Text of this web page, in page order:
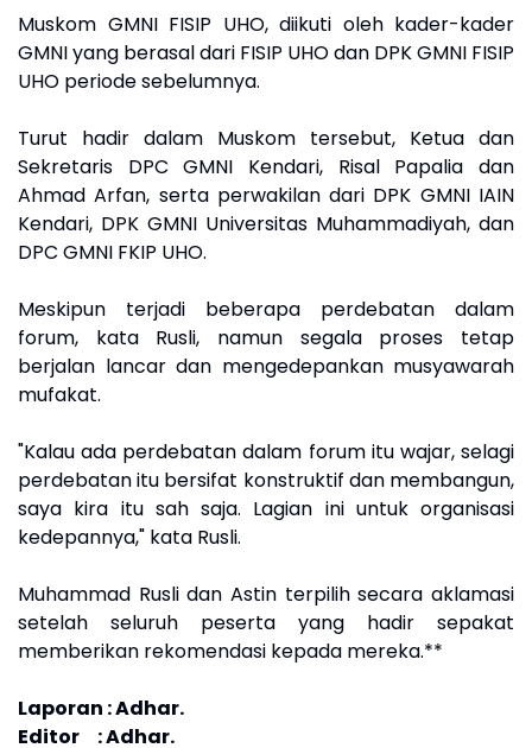
Muskom GMNI FISIP UHO, diikuti oleh kader-kader
GMNI yang berasal dari FISIP UHO dan DPK GMNI FISIP
UHO periode sebelumnya.
Turut hadir dalam Muskom tersebut, Ketua dan
Sekretaris DPC GMNI Kendari, Risal Papalia dan
Ahmad Arfan, serta perwakilan dari DPK GMNI IAIN
Kendari, DPK GMNI Universitas Muhammadiyah, dan
DPC GMNI FKIP UHO.
Meskipun terjadi beberapa perdebatan dalam
forum, kata Rusli, namun segala proses tetap
berjalan lancar dan mengedepankan musyawarah
mufakat.
"Kalau ada perdebatan dalam forum itu wajar, selagi
perdebatan itu bersifat konstruktif dan membangun,
saya kira itu sah saja. Lagian ini untuk organisasi
kedepannya," kata Rusli.
Muhammad Rusli dan Astin terpilih secara aklamasi
setelah seluruh peserta yang hadir sepakat
memberikan rekomendasi kepada mereka.**
Laporan : Adhar.
Editor : Adhar.